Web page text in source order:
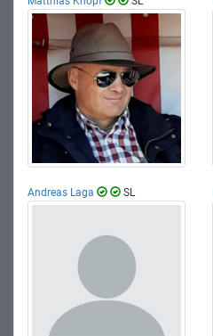
Andreas Laga SL